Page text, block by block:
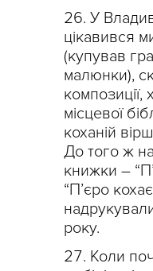
У
цікавився
(купував
малюнки),
композиції,
місцевої
коханій
До того ж
книжки –
“П’єро
року.
Коли